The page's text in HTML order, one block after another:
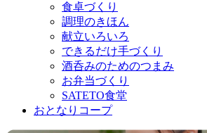
食卓づくり
調理のきほん
献立いろいろ
できるだけ手づくり
酒呑みのためのつまみ
お弁当づくり
SATETO食堂
おとなりコープ